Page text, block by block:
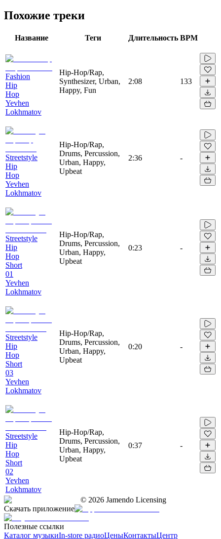
Похожие треки
Название Теги Длительность BPM
Fashion
Hip
Hop
Yevhen
Lokhmatov
Hip-Hop/Rap,
Synthesizer, Urban,
Happy, Fun
2:08 133
Streetstyle
Hip
Hop
Yevhen
Lokhmatov
Hip-Hop/Rap,
Drums, Percussion,
Urban, Happy,
Upbeat
2:36 -
Streetstyle
Hip
Hop
Short
01
Yevhen
Lokhmatov
Hip-Hop/Rap,
Drums, Percussion,
Urban, Happy,
Upbeat
0:23 -
Streetstyle
Hip
Hop
Short
03
Yevhen
Lokhmatov
Hip-Hop/Rap,
Drums, Percussion,
Urban, Happy,
Upbeat
0:20 -
Streetstyle
Hip
Hop
Short
02
Yevhen
Lokhmatov
Hip-Hop/Rap,
Drums, Percussion,
Urban, Happy,
Upbeat
0:37 -
© 2026 Jamendo Licensing
Скачать приложение
Полезные ссылки
Каталог музыкиIn-store радиоЦеныКонтактыЦентр